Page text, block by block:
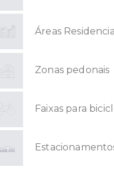
Áreas
Zonas pedonais
Faixas para